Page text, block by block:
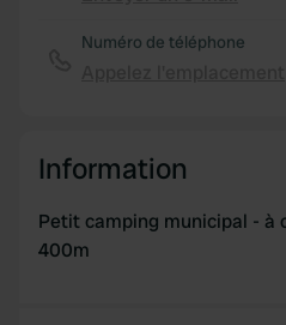
Numéro de téléphone
Information
Petit camping municipal - à
400m